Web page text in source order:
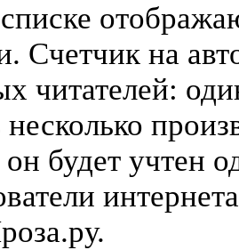
Счетчик на
читателей:
несколько
он будет учтен